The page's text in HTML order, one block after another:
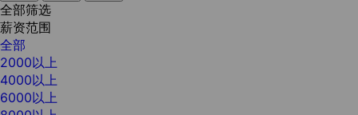
全部筛选
薪资范围
全部
2000以上
4000以上
6000以上